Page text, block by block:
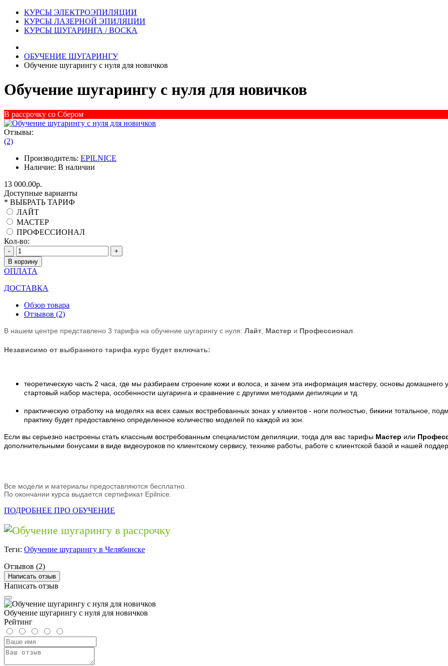
КУРСЫ ЭЛЕКТРОЭПИЛЯЦИИ
КУРСЫ ЛАЗЕРНОЙ ЭПИЛЯЦИИ
КУРСЫ ШУГАРИНГА / ВОСКА
ОБУЧЕНИЕ ШУГАРИНГУ
Обучение шугарингу с нуля для новичков
Обучение шугарингу с нуля для новичков
В рассрочку со Сбером
Отзывы:
(2)
Производитель: EPILNICE
Наличие: В наличии
13 000.00р.
Доступные варианты
* ВЫБРАТЬ ТАРИФ
ЛАЙТ
МАСТЕР
ПРОФЕССИОНАЛ
Кол-во:
-
+
В корзину
ОПЛАТА
ДОСТАВКА
Обзор товара
Отзывов (2)
В нашем центре представлено 3 тарифа на обучение шугарингу c нуля: Лайт Мастер и Профессионал
Независимо от выбранного тарифа курс будет включать:
теоретическую часть 2 часа, где мы разбираем строение кожи и волоса, и зачем эта информация мастеру, основы
стартовый набор мастера, особенности шугаринга и сравнение с другими методами депиляции и тд.
практическую отработку на моделях на всех самых востребованных зонах у клиентов - ноги полностью, бикини тотальное,
практику будет предоставлено определенное количество моделей по каждой из зон.
Если вы серьезно настроены стать классным востребованным специалистом депиляции, тогда для вас тарифы Мастер или
дополнительными бонусами в виде видеоуроков по клиентскому сервису, технике работы, работе с клиентской базой и нашей
Все модели и материалы предоставляются бесплатно.
По окончании курса выдается сертификат Epilnice.
ПОДРОБНЕЕ ПРО ОБУЧЕНИЕ
Теги: Обучение шугарингу в Челябинске
Отзывов (2)
Написать отзыв
Написать отзыв
Обучение шугарингу с нуля для новичков
Рейтинг